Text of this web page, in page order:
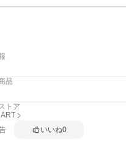
品
トア
いいね0